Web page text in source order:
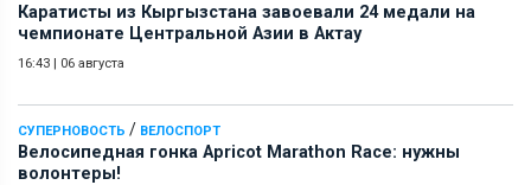
Каратисты из Кыргызстана завоевали 24 медали на
чемпионате Центральной Азии в Актау
16:43 | 06 августа
СУПЕРНОВОСТЬ / ВЕЛОСПОРТ
Велосипедная гонка Apricot Marathon Race: нужны
волонтеры!